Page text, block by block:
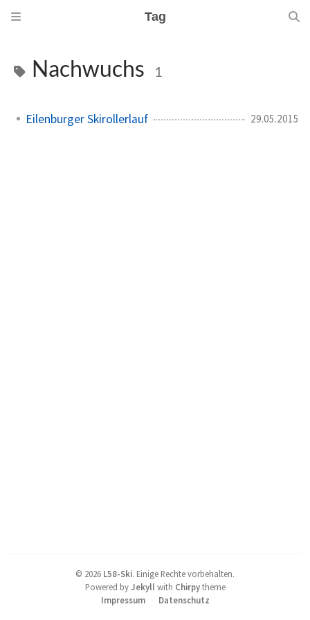
Tag
Nachwuchs 1
Eilenburger Skirollerlauf 29.05.2015
© 2026 L58-Ski. Einige Rechte vorbehalten.
Powered byJekyll with Chirpytheme
Impressum
Datenschutz